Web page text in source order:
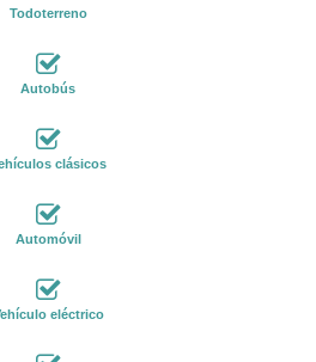
Todoterreno
Autobús
clásicos
Automóvil
eléctrico